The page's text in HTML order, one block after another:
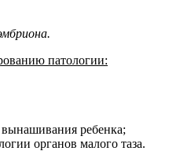
патологии:
ребенка;
органов малого таза.